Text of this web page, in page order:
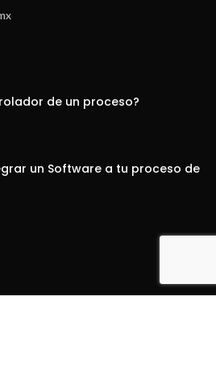
de un proceso?
un Software a tu proceso de